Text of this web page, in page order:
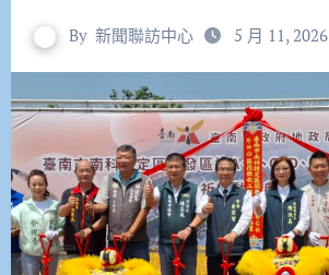
By 新聞聯訪中心 5 月 11, 2026